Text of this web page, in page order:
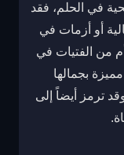
في الحلم، فقد
أو أزمات في
من الفتيات في
بجمالها
ترمز أيضاً إلى